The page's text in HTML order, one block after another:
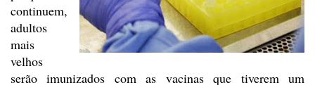
continuem,
adultos
mais
velhos
serão imunizados com as vacinas que tiverem um